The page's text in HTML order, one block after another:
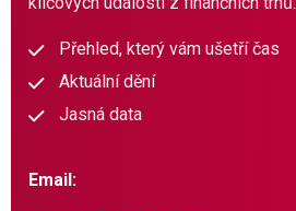
Přehled, který vám ušetří čas
Aktuální dění
Jasná data
Email: